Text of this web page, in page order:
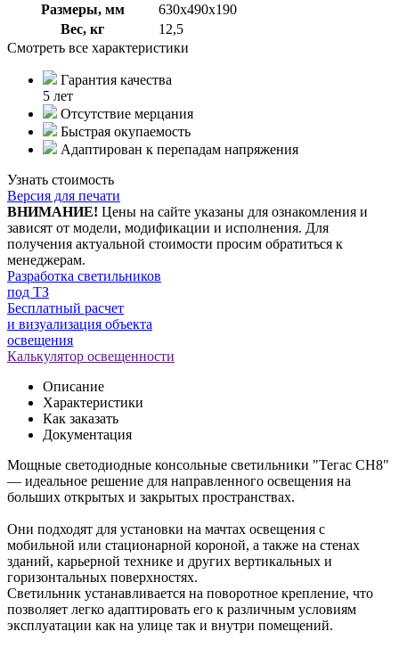
Размеры, мм
630х490х190
Вес, кг
12,5
Смотреть все характеристики
Гарантия качества
5 лет
Отсутствие мерцания
Быстрая окупаемость
Адаптирован к перепадам напряжения
Узнать стоимость
Версия для печати
ВНИМАНИЕ! Цены на сайте указаны для ознакомления и
зависят от модели, модификации и исполнения. Для
получения актуальной стоимости просим обратиться к
менеджерам.
Разработка светильников
под ТЗ
Бесплатный расчет
и визуализация объекта
освещения
Калькулятор освещенности
Описание
Характеристики
Как заказать
Документация
Мощные светодиодные консольные светильники "Тегас СН8"
— идеальное решение для направленного освещения на
больших открытых и закрытых пространствах.
Они подходят для установки на мачтах освещения с
мобильной или стационарной короной, а также на стенах
зданий, карьерной технике и других вертикальных и
горизонтальных поверхностях.
Светильник устанавливается на поворотное крепление, что
позволяет легко адаптировать его к различным условиям
эксплуатации как на улице так и внутри помещений.